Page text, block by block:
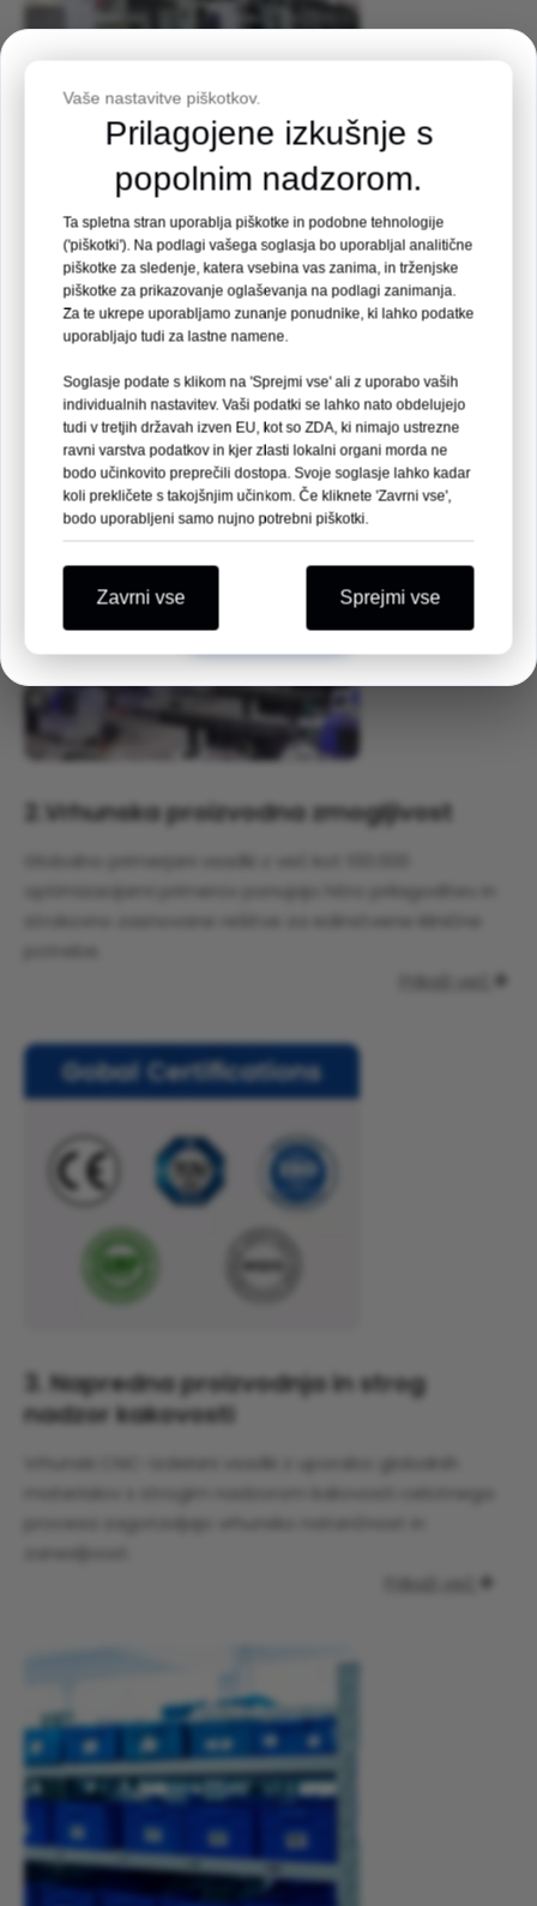
1. Pristojni certifikati in obsežno
testiranje
Vsadki s certifikatom CE/ISO so podvrženi strogemu
mehanskemu testiranju, testiranju na utrujenost in
kliničnemu testiranju, da se zagotovi vrhunska
kakovost in zanesljivost.
Prikaži več
2. Vrhunska proizvodna zmogljivost
3. Napredna proizvodnja in strog
nadzor kakovosti
Vabilo na dogodek
Medicinski sejem Filipinov 2026
Kraj:Manila, Filipini
Datum:19.–21. avgust 2026
Stojnica št. 35
Preberi več →
10
DNI
10
URE
24
MIN.
36
SEKCIJA
Razumem
Vaše nastavitve piškotkov.
Prilagojene izkušnje s
popolnim nadzorom.
Ta spletna stran uporablja piškotke in podobne tehnologije
('piškotki'). Na podlagi vašega soglasja bo uporabljal analitične
piškotke za sledenje, katera vsebina vas zanima, in trženjske
piškotke za prikazovanje oglaševanja na podlagi zanimanja.
Za te ukrepe uporabljamo zunanje ponudnike, ki lahko podatke
uporabljajo tudi za lastne namene.
Soglasje podate s klikom na 'Sprejmi vse' ali z uporabo vaših
individualnih nastavitev. Vaši podatki se lahko nato obdelujejo
tudi v tretjih državah izven EU, kot so ZDA, ki nimajo ustrezne
ravni varstva podatkov in kjer zlasti lokalni organi morda ne
bodo učinkovito preprečili dostopa. Svoje soglasje lahko kadar
koli prekličete s takojšnjim učinkom. Če kliknete 'Zavrni vse',
bodo uporabljeni samo nujno potrebni piškotki.
Zavrni vse Sprejmi vse